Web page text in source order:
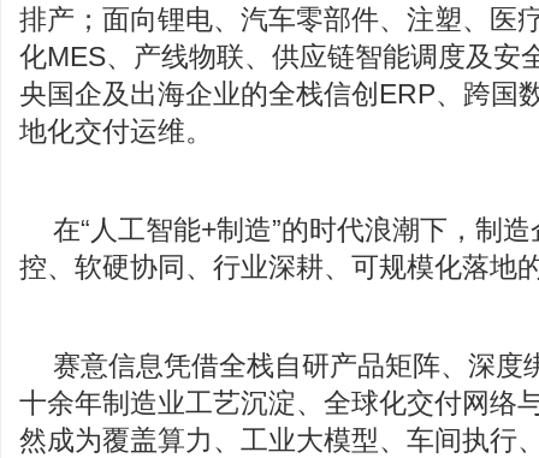
排产；面向锂电、汽车零部件、注塑、医
化MES、产线物联、供应链智能调度及安
央国企及出海企业的全栈信创ERP、跨国
地化交付运维。
在“人工智能+制造”的时代浪潮下，制
控、软硬协同、行业深耕、可规模化落地
赛意信息凭借全栈自研产品矩阵、深度
十余年制造业工艺沉淀、全球化交付网络
然成为覆盖算力、工业大模型、车间执行